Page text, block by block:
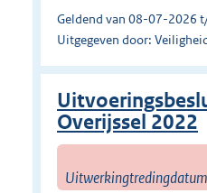
Geldend van 08-07-2026
Uitgegeven door:
Overijssel 2022